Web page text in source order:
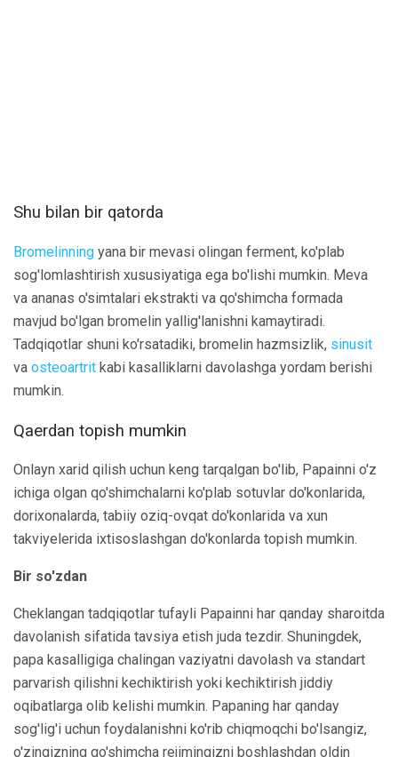
Shu bilan bir qatorda
Bromelinning yana bir mevasi olingan ferment, ko'plab
sog'lomlashtirish xususiyatiga ega bo'lishi mumkin. Meva
va ananas o'simtalari ekstrakti va qo'shimcha formada
mavjud bo'lgan bromelin yallig'lanishni kamaytiradi.
Tadqiqotlar shuni ko'rsatadiki, bromelin hazmsizlik, sinusit
va osteoartrit kabi kasalliklarni davolashga yordam berishi
mumkin.
Qaerdan topish mumkin
Onlayn xarid qilish uchun keng tarqalgan bo'lib, Papainni o'z
ichiga olgan qo'shimchalarni ko'plab sotuvlar do'konlarida,
dorixonalarda, tabiiy oziq-ovqat do'konlarida va xun
takviyelerida ixtisoslashgan do'konlarda topish mumkin.
Bir so'zdan
Cheklangan tadqiqotlar tufayli Papainni har qanday sharoitda
davolanish sifatida tavsiya etish juda tezdir. Shuningdek,
papa kasalligiga chalingan vaziyatni davolash va standart
parvarish qilishni kechiktirish yoki kechiktirish jiddiy
oqibatlarga olib kelishi mumkin. Papaning har qanday
sog'lig'i uchun foydalanishni ko'rib chiqmoqchi bo'lsangiz,
o'zingizning qo'shimcha rejimingizni boshlashdan oldin